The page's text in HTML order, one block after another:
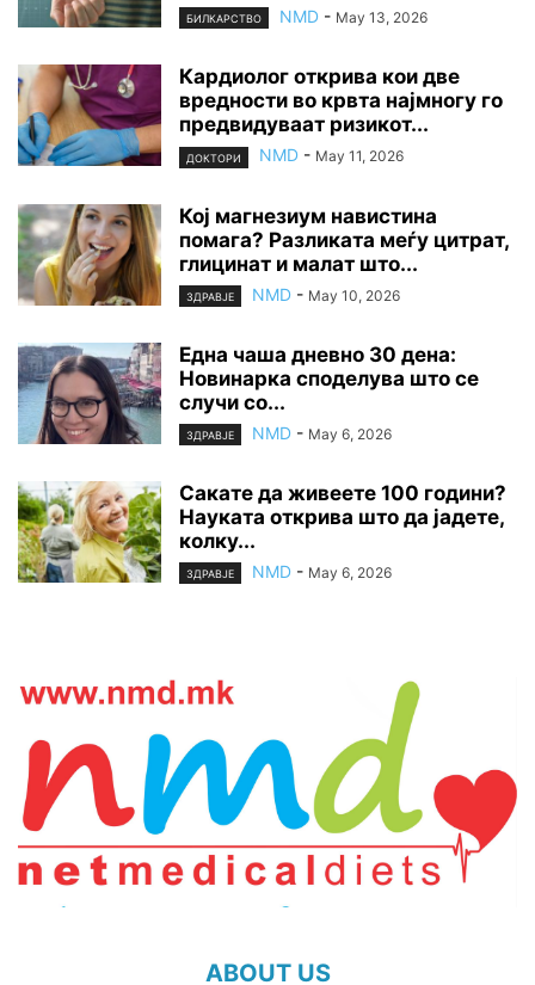
БИЛКАРСТВО NMD - May 13, 2026
Кардиолог открива кои две
вредности во крвта најмногу го
предвидуваат ризикот...
ДОКТОРИ NMD - May 11, 2026
Кој магнезиум навистина
помага? Разликата меѓу цитрат,
глицинат и малат што...
ЗДРАВЈЕ NMD - May 10, 2026
Една чаша дневно 30 дена:
Новинарка споделува што се
случи со...
ЗДРАВЈЕ NMD - May 6, 2026
Сакате да живеете 100 години?
Науката открива што да јадете,
колку...
ЗДРАВЈЕ NMD - May 6, 2026
ABOUT US